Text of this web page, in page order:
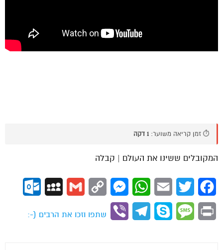
⏱️ זמן קריאה משוער: 1 דקה
המקובלים ששינו את העולם | קבלה
Facebook
Twitter
Email
WhatsApp
Messenger
Copy
Gmail
MySpace
Print
Message
Skype
Telegram
Viber
שתפו וזכו את הרבים (-: